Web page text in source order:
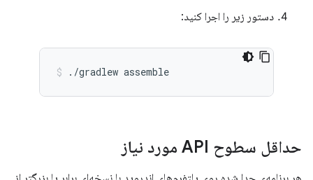
دستور زیر را اجرا کنید:
./gradlew assemble
حداقل سطوح API مورد نیاز